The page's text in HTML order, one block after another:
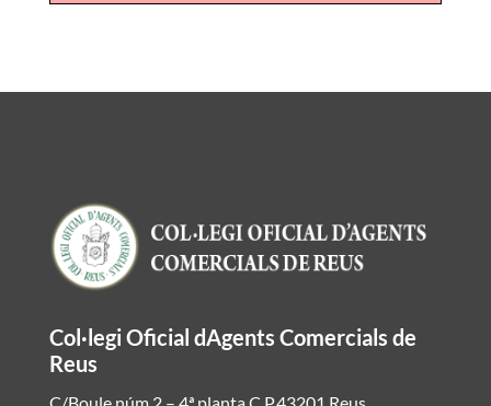
Col·legi Oficial dAgents Comercials de
Reus